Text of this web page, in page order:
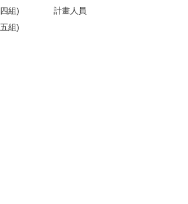
組)
組)
計畫人員